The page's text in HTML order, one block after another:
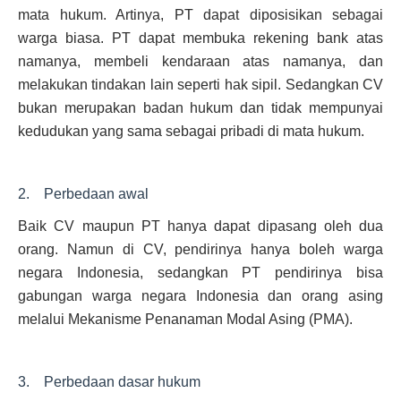
mata hukum. Artinya, PT dapat diposisikan sebagai
warga biasa. PT dapat membuka rekening bank atas
namanya, membeli kendaraan atas namanya, dan
melakukan tindakan lain seperti hak sipil. Sedangkan CV
bukan merupakan badan hukum dan tidak mempunyai
kedudukan yang sama sebagai pribadi di mata hukum.
2. Perbedaan awal
Baik CV maupun PT hanya dapat dipasang oleh dua
orang. Namun di CV, pendirinya hanya boleh warga
negara Indonesia, sedangkan PT pendirinya bisa
gabungan warga negara Indonesia dan orang asing
melalui Mekanisme Penanaman Modal Asing (PMA).
3. Perbedaan dasar hukum